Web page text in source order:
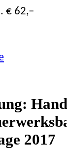
€ 62,–
2017